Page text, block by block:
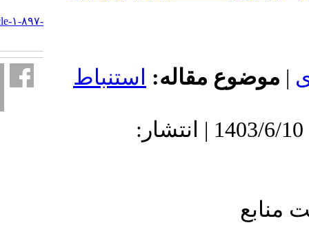
استنباط
دریافت: 1403/3/6 | پذیرش: 1403/6/10 | انتشار:
http://jss.irstat.ir/article-۱-۸۹۷-